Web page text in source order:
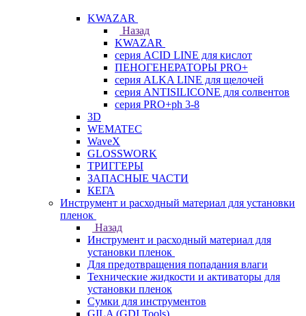
KWAZAR
Назад
KWAZAR
серия ACID LINE для кислот
ПЕНОГЕНЕРАТОРЫ PRO+
серия ALKA LINE для щелочей
серия ANTISILICONE для солвентов
серия PRO+ph 3-8
3D
WEMATEC
WaveX
GLOSSWORK
ТРИГГЕРЫ
ЗАПАСНЫЕ ЧАСТИ
КЕГА
Инструмент и расходный материал для установки
пленок
Назад
Инструмент и расходный материал для
установки пленок
Для предотвращения попадания влаги
Технические жидкости и активаторы для
установки пленок
Сумки для инструментов
GILA (GDI Tools)